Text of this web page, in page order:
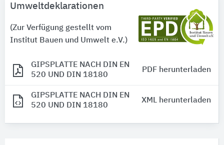
Umweltdeklarationen
(Zur Verfügung gestellt vom
Institut Bauen und Umwelt e.V.)
GIPSPLATTE NACH DIN EN
520 UND DIN 18180
PDF herunterladen
GIPSPLATTE NACH DIN EN
520 UND DIN 18180
XML herunterladen